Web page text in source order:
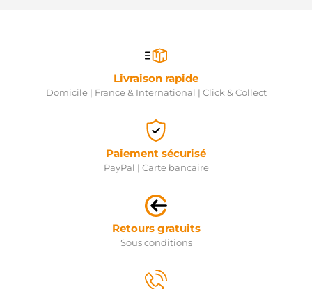
Livraison rapide
Domicile | France & International | Click & Collect
Paiement sécurisé
PayPal | Carte bancaire
Retours gratuits
Sous conditions